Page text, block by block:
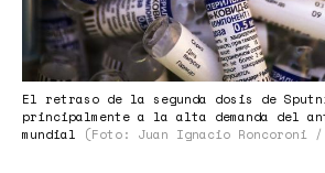
El retraso de la segunda dosis de
principalmente a la alta demanda del
mundial
(Foto: Juan Ignacio Roncoroni /